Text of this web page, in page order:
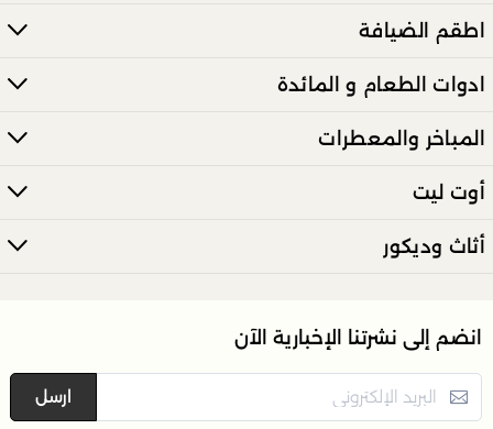
اطقم الضيافة
ادوات الطعام و المائدة
المباخر والمعطرات
أوت ليت
أثاث وديكور
انضم إلى نشرتنا الإخبارية الآن
ارسل